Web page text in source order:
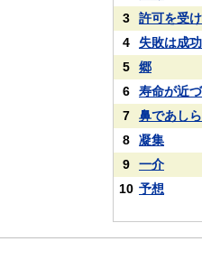
3
許可を受
4
失敗は成
5
郷
6
寿命が近づ
7
鼻であし
8
凝集
9
一介
10 予想